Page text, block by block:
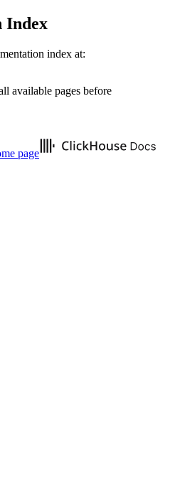
Index
index at:
available pages before
page